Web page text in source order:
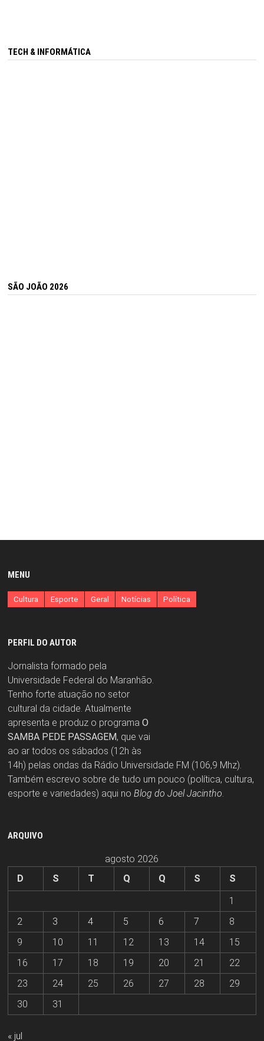
TECH & INFORMÁTICA
SÃO JOÃO 2026
MENU
Cultura Esporte Geral Notícias Política
PERFIL DO AUTOR
Jornalista formado pela
Universidade Federal do Maranhão.
Tenho forte atuação no setor
cultural da cidade. Atualmente
apresenta e produz o programa O
SAMBA PEDE PASSAGEM, que vai
ao ar todos os sábados (12h às
14h) pelas ondas da Rádio Universidade FM (106,9 Mhz).
Também escrevo sobre de tudo um pouco (política, cultura,
esporte e variedades) aqui no Blog do Joel Jacintho.
ARQUIVO
agosto 2026
D
S T Q Q S
S
1
2
3 4 5 6 7
8
9
10 11 12 13 14
15
16
17 18 19 20 21
22
23
24 25 26 27 28
29
30
31
« jul